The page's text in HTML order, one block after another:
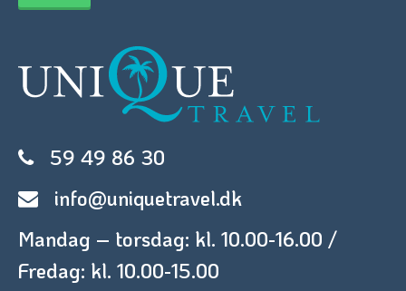
59 49 86 30
info@uniquetravel.dk
Mandag – torsdag: kl. 10.00-16.00 /
Fredag: kl. 10.00-15.00